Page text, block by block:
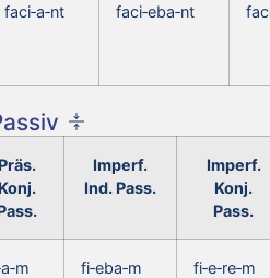
faci‑a‑nt faci‑eba‑nt
Präs.
Konj.
Imperf.
Ind. Pass.
Imperf.
Konj.
Pass.
fi‑eba‑m fi‑e‑re‑m